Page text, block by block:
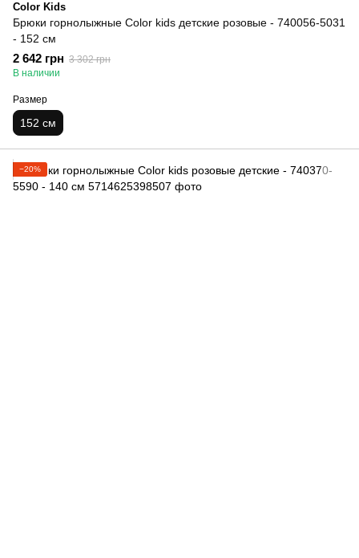
Color Kids
Брюки горнолыжные Color kids детские розовые - 740056-5031
- 152 см
2 642 грн 3 302 грн
В наличии
Размер
152 см
−20%